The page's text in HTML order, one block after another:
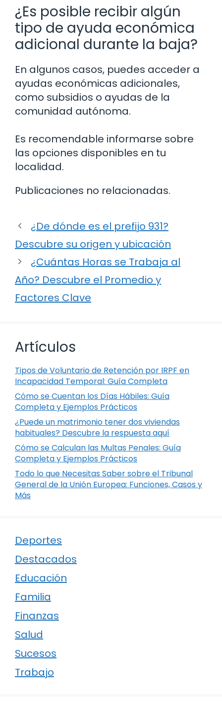
¿Es posible recibir algún
tipo de ayuda económica
adicional durante la baja?
En algunos casos, puedes acceder a
ayudas económicas adicionales,
como subsidios o ayudas de la
comunidad autónoma.
Es recomendable informarse sobre
las opciones disponibles en tu
localidad.
Publicaciones no relacionadas.
¿De dónde es el prefijo 931?
Descubre su origen y ubicación
¿Cuántas Horas se Trabaja al
Año? Descubre el Promedio y
Factores Clave
Artículos
Tipos de Voluntario de Retención por IRPF en
Incapacidad Temporal: Guía Completa
Cómo se Cuentan los Días Hábiles: Guía
Completa y Ejemplos Prácticos
¿Puede un matrimonio tener dos viviendas
habituales? Descubre la respuesta aquí
Cómo se Calculan las Multas Penales: Guía
Completa y Ejemplos Prácticos
Todo lo que Necesitas Saber sobre el Tribunal
General de la Unión Europea: Funciones, Casos y
Más
Deportes
Destacados
Educación
Familia
Finanzas
Salud
Sucesos
Trabajo